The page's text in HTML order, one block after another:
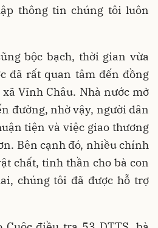
thông tin chúng tôi luôn
bộc bạch, thời gian vừa
đã rất quan tâm đến đồng
Vĩnh Châu. Nhà nước mở
đường, nhờ vậy, người dân
tiện và việc giao thương
Bên cạnh đó, nhiều chính
chất, tinh thần cho bà con
chúng tôi đã được hỗ trợ